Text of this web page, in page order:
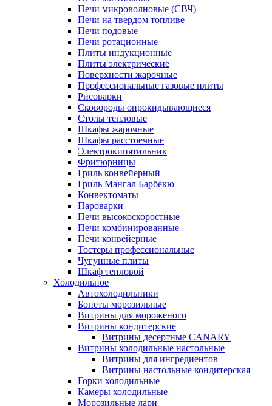
Печи микроволновые (СВЧ)
Печи на твердом топливе
Печи подовые
Печи ротационные
Плиты индукционные
Плиты электрические
Поверхности жарочные
Профессиональные газовые плиты
Рисоварки
Сковороды опрокидывающиеся
Столы тепловые
Шкафы жарочные
Шкафы расстоечные
Электрокипятильник
Фритюрницы
Гриль конвейерный
Гриль Мангал Барбекю
Конвектоматы
Пароварки
Печи высокоскоростные
Печи комбинированные
Печи конвейерные
Тостеры профессиональные
Чугунные плиты
Шкаф тепловой
Холодильное
Автохолодильники
Бонеты морозильные
Витрины для мороженого
Витрины кондитерские
Витрины десертные CANARY
Витрины холодильные настольные
Витрины для ингредиентов
Витрины настольные кондитерская
Горки холодильные
Камеры холодильные
Морозильные лари